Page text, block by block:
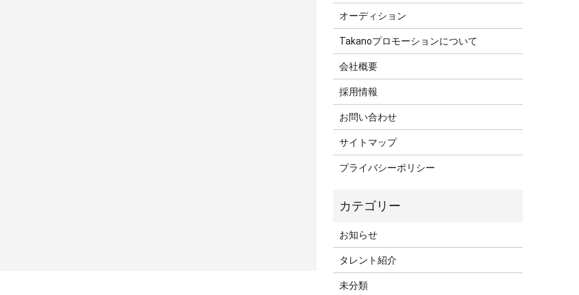
オーディション
Takanoプロモーションについて
会社概要
採用情報
お問い合わせ
サイトマップ
プライバシーポリシー
お知らせ
タレント紹介
未分類